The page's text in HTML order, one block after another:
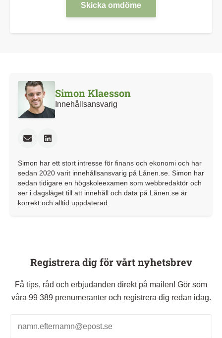
Skicka omdöme
Simon Klaesson
Innehållsansvarig
Simon har ett stort intresse för finans och ekonomi och har
sedan 2020 varit innehållsansvarig på Lånen.se. Simon har
sedan tidigare en högskoleexamen som webbredaktör och
ser i dagsläget till att innehåll och data på Lånen.se är
korrekt och alltid uppdaterad.
Registrera dig för vårt nyhetsbrev
Få tips, råd och erbjudanden direkt på mailen! Gör som
våra 99 389 prenumeranter och registrera dig redan idag.